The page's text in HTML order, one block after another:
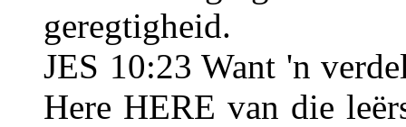
geregtigheid.
JES 10:23 Want 'n
Here HERE van die